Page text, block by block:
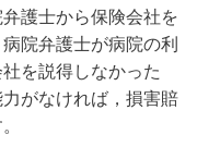
護士から保険会社を
院弁護士が病院の利
を説得しなかった
がなければ，損害賠